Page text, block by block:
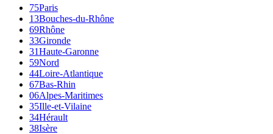
75Paris
13Bouches-du-Rhône
69Rhône
33Gironde
31Haute-Garonne
59Nord
44Loire-Atlantique
67Bas-Rhin
06Alpes-Maritimes
35Ille-et-Vilaine
34Hérault
38Isère